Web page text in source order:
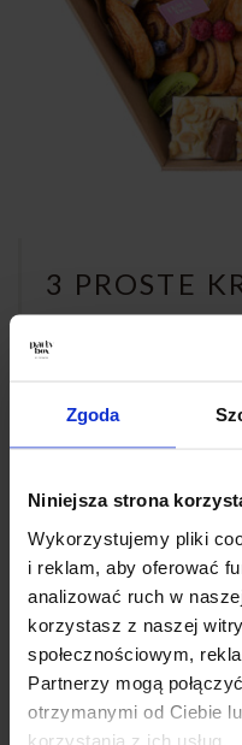
Zgoda
Niniejsza strona
Wykorzystujemy pliki
i reklam, aby oferować
analizować ruch w
korzystasz z naszej
społecznościowym,
Partnerzy mogą
otrzymanymi od Ciebie
korzystania z ich usług.
3 PROSTE
Zamówienie naszego
1. Wystarczy wejść na
2. Określić ilość oraz
3. Resztą zajmiemy się
Gwarantujemy, że
wydarzenie
niezapomnianych chwil.